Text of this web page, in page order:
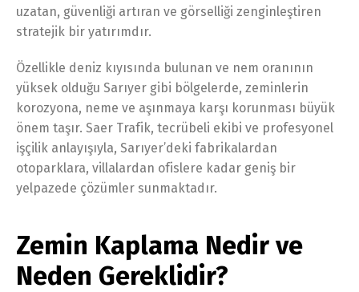
uzatan, güvenliği artıran ve görselliği zenginleştiren
stratejik bir yatırımdır.
Özellikle deniz kıyısında bulunan ve nem oranının
yüksek olduğu Sarıyer gibi bölgelerde, zeminlerin
korozyona, neme ve aşınmaya karşı korunması büyük
önem taşır. Saer Trafik, tecrübeli ekibi ve profesyonel
işçilik anlayışıyla, Sarıyer’deki fabrikalardan
otoparklara, villalardan ofislere kadar geniş bir
yelpazede çözümler sunmaktadır.
Zemin Kaplama Nedir ve
Neden Gereklidir?